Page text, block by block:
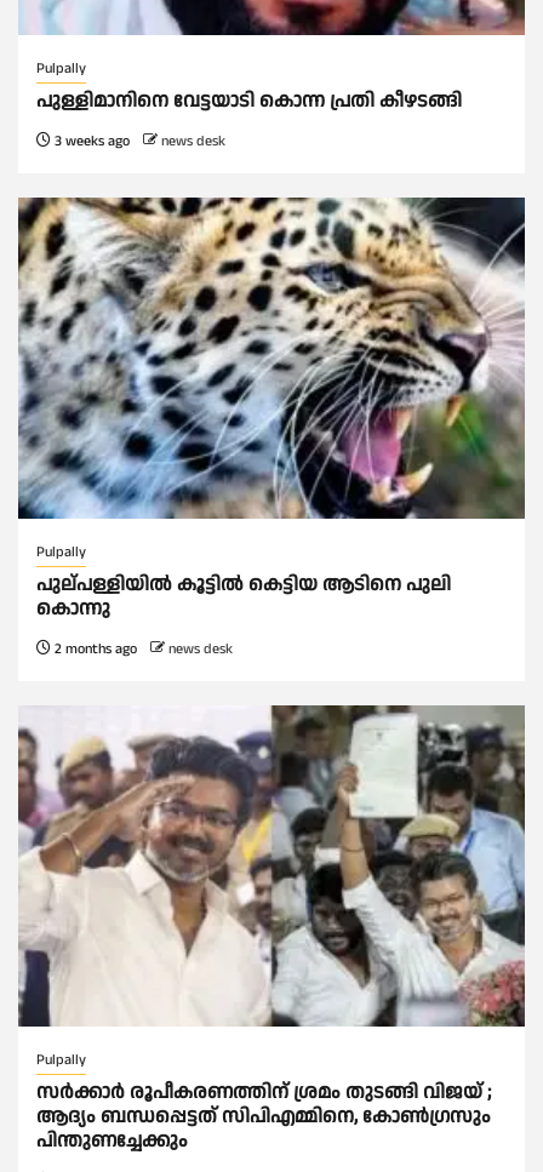
Pulpally
പുള്ളിമാനിനെ വേട്ടയാടി കൊന്ന പ്രതി കീഴടങ്ങി
3 weeks ago news desk
Pulpally
പുല്പള്ളിയിൽ കൂട്ടില്‍ കെട്ടിയ ആടിനെ പുലി
കൊന്നു
2 months ago news desk
Pulpally
സര്‍ക്കാര്‍ രൂപീകരണത്തിന് ശ്രമം തുടങ്ങി വിജയ് ;
ആദ്യം ബന്ധപ്പെട്ടത് സിപിഎമ്മിനെ, കോണ്‍ഗ്രസും
പിന്തുണച്ചേക്കും